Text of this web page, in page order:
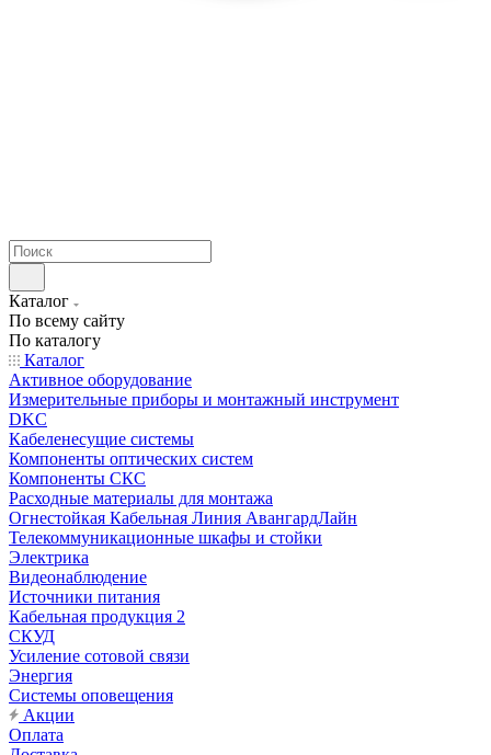
Каталог
По всему сайту
По каталогу
Каталог
Активное оборудование
Измерительные приборы и монтажный инструмент
DKC
Кабеленесущие системы
Компоненты оптических систем
Компоненты СКС
Расходные материалы для монтажа
Огнестойкая Кабельная Линия АвангардЛайн
Телекоммуникационные шкафы и стойки
Электрика
Видеонаблюдение
Источники питания
Кабельная продукция 2
СКУД
Усиление сотовой связи
Энергия
Системы оповещения
Акции
Оплата